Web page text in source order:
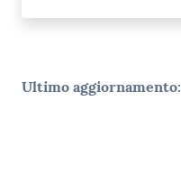
Ultimo aggiornamento: